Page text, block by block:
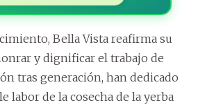
Bella Vista reafirma su
y dignificar el trabajo de
tras generación, han dedicado
labor de la cosecha de la yerba